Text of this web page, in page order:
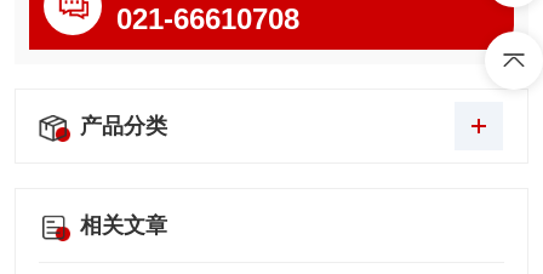
021-66610708
产品分类
相关文章